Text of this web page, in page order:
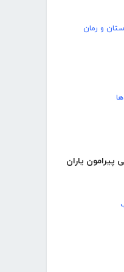
و رمان
تحلیلی پیرامون یاران